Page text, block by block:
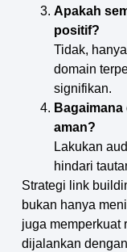
Apakah
positif?
Tidak,
domain
signifikan.
aman?
Lakukan
hindari
Strategi link
bukan hanya
juga memperkuat
dijalankan